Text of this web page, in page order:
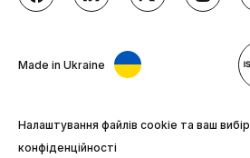
Made in Ukraine
Налаштування файлів cookie та ваш вибір
конфіденційності